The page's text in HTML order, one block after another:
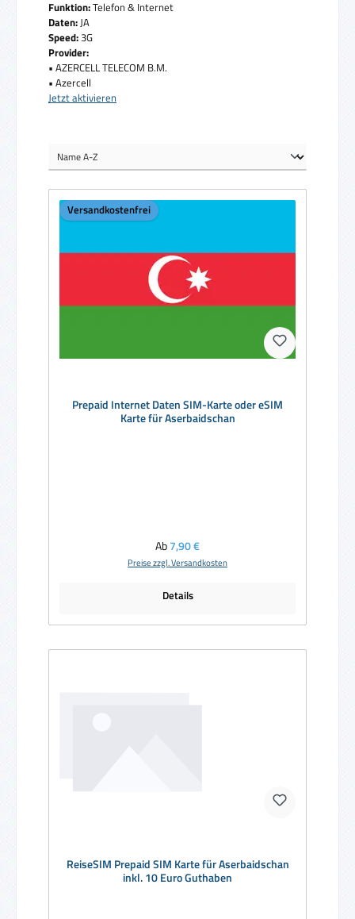
Funktion:Telefon & Internet
Daten:JA
Speed:3G
Provider:
• AZERCELL TELECOM B.M.
• Azercell
Jetzt aktivieren
Versandkostenfrei
Prepaid Internet Daten SIM-Karte oder eSIM
Karte für Aserbaidschan
Regulärer Preis:
Ab7,90 €
Preise zzgl. Versandkosten
Details
ReiseSIM Prepaid SIM Karte für Aserbaidschan
inkl. 10 Euro Guthaben